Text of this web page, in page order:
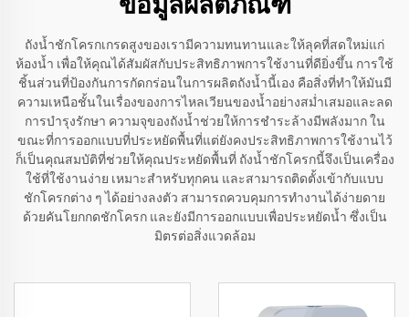
ถังน้ำชักโครกเกรดสูงของเรามีความทนทานและให้ลุคที่สดใหม่แก่
ห้องน้ำ เพื่อให้คุณได้สัมผัสกับประสิทธิภาพการใช้งานที่ดียิ่งขึ้น การใช้
ชิ้นส่วนที่ป้องกันการกัดกร่อนในการผลิตถังน้ำนี้เอง คือสิ่งที่ทำให้มันมี
ความเหนือชั้นในเรื่องของการไหลเวียนของน้ำอย่างสม่ำเสมอและลด
การบำรุงรักษา ความจุของถังน้ำช่วยให้การชำระล้างมีพลังมาก ใน
ขณะที่การออกแบบที่ประหยัดพื้นที่แต่ยังคงประสิทธิภาพการใช้งานไว้
ก็เป็นคุณสมบัติที่ช่วยให้คุณประหยัดพื้นที่ ถังน้ำชักโครกนี้จึงเป็นเครื่อง
ใช้ที่ใช้งานง่าย เหมาะสำหรับทุกคน และสามารถติดตั้งเข้ากับแบบ
ชักโครกต่าง ๆ ได้อย่างลงตัว สามารถควบคุมการทำงานได้ง่ายดาย
ด้วยคันโยกกดชักโครก และยังมีการออกแบบเพื่อประหยัดน้ำ ซึ่งเป็น
มิตรต่อสิ่งแวดล้อม